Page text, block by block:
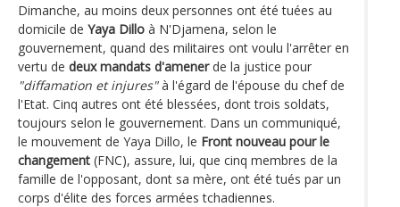
Dimanche, au moins deux personnes ont été tuées au
domicile de Yaya Dillo à N'Djamena, selon le
gouvernement, quand des militaires ont voulu l'arrêter en
vertu de deux mandats d'amenerde la justice pour
"diffamation et injures"à l'égard de l'épouse du chef de
l'Etat. Cinq autres ont été blessées, dont trois soldats,
toujours selon le gouvernement. Dans un communiqué,
le mouvement de Yaya Dillo, le Front nouveau pour le
changement (FNC), assure, lui, que cinq membres de la
famille de l'opposant, dont sa mère, ont été tués par un
corps d'élite des forces armées tchadiennes.